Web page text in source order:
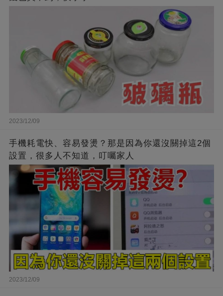
2023/12/09
手機耗電快、容易發燙？那是因為你還沒關掉這2個
設置，很多人不知道，叮囑家人
2023/12/09